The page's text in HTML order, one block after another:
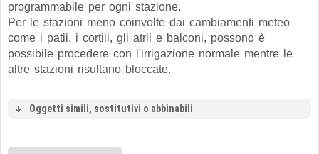
programmabile per ogni stazione.
Per le stazioni meno coinvolte dai cambiamenti meteo
come i patii, i cortili, gli atrii e balconi, possono è
possibile procedere con l'irrigazione normale mentre le
altre stazioni risultano bloccate.
Oggetti simili, sostitutivi o abbinabili